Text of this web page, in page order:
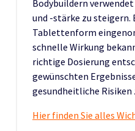
Bodybuildern
und -stärke zu steigern.
Tablettenform
schnelle Wirkung
richtige Dosierung
gewünschten
gesundheitliche Risiken
Hier finden Sie alles